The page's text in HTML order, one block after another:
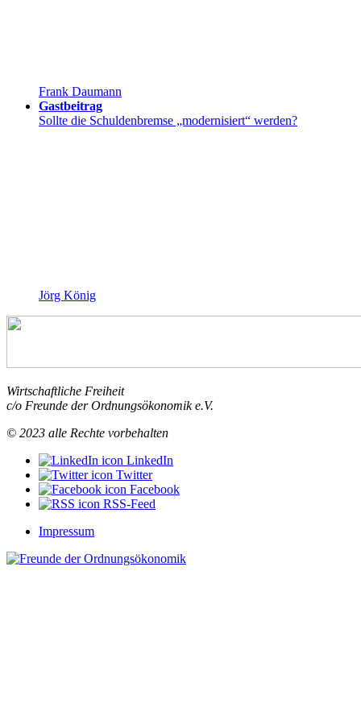
Frank Daumann
Gastbeitrag
Sollte die Schuldenbremse „modernisiert“ werden?
Jörg König
Wirtschaftliche Freiheit
c/o Freunde der Ordnungsökonomik e.V.
© 2023 alle Rechte vorbehalten
LinkedIn
Twitter
Facebook
RSS-Feed
Impressum